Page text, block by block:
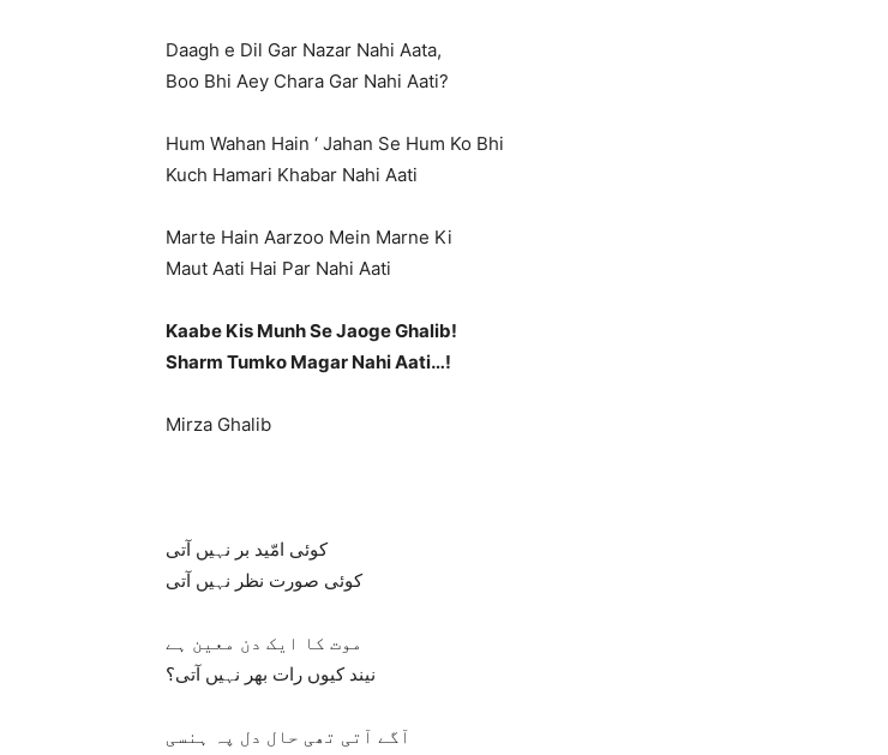
Daagh e Dil Gar Nazar Nahi Aata,
Boo Bhi Aey Chara Gar Nahi Aati?
Hum Wahan Hain ‘ Jahan Se Hum Ko Bhi
Kuch Hamari Khabar Nahi Aati
Marte Hain Aarzoo Mein Marne Ki
Maut Aati Hai Par Nahi Aati
Kaabe Kis Munh Se Jaoge Ghalib!
Sharm Tumko Magar Nahi Aati…!
Mirza Ghalib
کوئی امّید بر نہیں آتی
کوئی صورت نظر نہیں آتی
موت کا ایک دن معین ہے
نیند کیوں رات بھر نہیں آتی؟
آگے آتی تھی حال دل پہ ہنسی